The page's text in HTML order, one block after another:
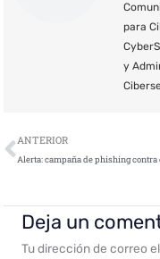
para
y
Ant
ANTERIOR
Alerta: campaña de phishing contra
Deja un
Tu dirección de correo